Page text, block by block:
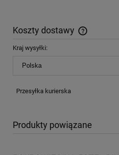
Koszty dostawy
Cena nie zawiera ewentualnych
Kraj wysyłki:
Przesyłka kurierska
Produkty powiązane